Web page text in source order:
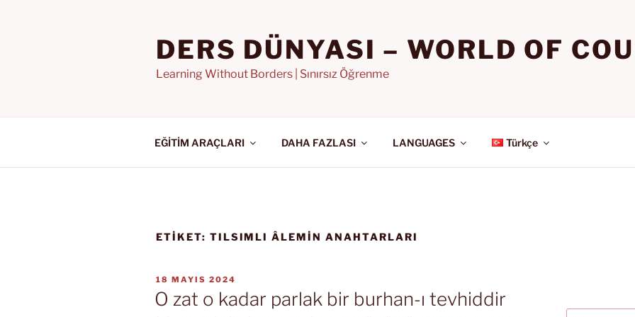
DERS DÜNYASI – WORLD OF
Learning Without Borders | Sınırsız Öğrenme
EĞİTİM ARAÇLARI DAHA FAZLASI LANGUAGES Türkçe
ETIKET: TILSIMLI ÂLEMIN ANAHTARLARI
YAYIM
TARIHI
18 MAYIS 2024
O zat o kadar parlak bir burhan-ı tevhiddir